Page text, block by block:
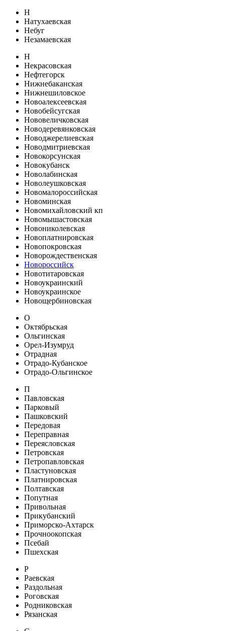
Н
Натухаевская
Небуг
Незамаевская
Н
Некрасовская
Нефтегорск
Нижнебаканская
Нижнешиловское
Новоалексеевская
Новобейсугская
Нововеличковская
Новодеревянковская
Новоджерелиевская
Новодмитриевская
Новокорсунская
Новокубанск
Новолабинская
Новолеушковская
Новомалороссийская
Новоминская
Новомихайловский кп
Новомышастовская
Новониколевская
Новоплатнировская
Новопокровская
Новорождественская
Новороссийск
Новотитаровская
Новоукраинский
Новоукраинское
Новощербиновская
О
Октябрьская
Ольгинская
Орел-Изумруд
Отрадная
Отрадо-Кубанское
Отрадо-Ольгинское
П
Павловская
Парковый
Пашковский
Передовая
Переправная
Переясловская
Петровская
Петропавловская
Пластуновская
Платнировская
Полтавская
Попутная
Привольная
Прикубанский
Приморско-Ахтарск
Прочноокопская
Псебай
Пшехская
Р
Раевская
Раздольная
Роговская
Родниковская
Рязанская